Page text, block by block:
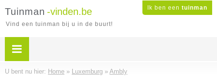
Ik ben een tuinman
Tuinman -vinden.be
Vind een tuinman bij u in de buurt!
U bent nu hier: Home » Luxemburg » Ambly